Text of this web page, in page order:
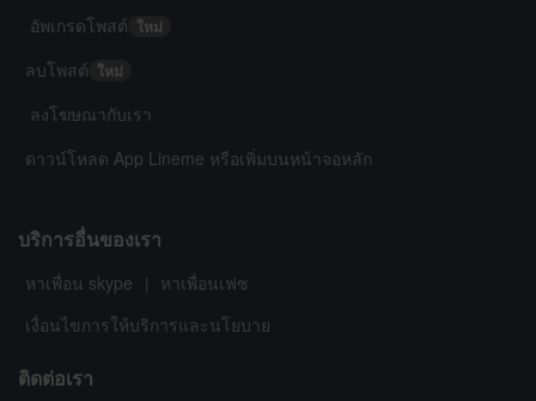
อัพเกรดโพสต์ ใหม่
ลบโพสต์ ใหม่
ลงโฆษณากับเรา
ดาวน์โหลด App Lineme หรือเพิ่มบนหน้าจอหลัก
บริการอื่นของเรา
หาเพื่อน skype |
หาเพื่อนเฟซ
เงื่อนไขการให้บริการและนโยบาย
ติดต่อเรา